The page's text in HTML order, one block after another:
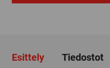
Esittely Tiedostot